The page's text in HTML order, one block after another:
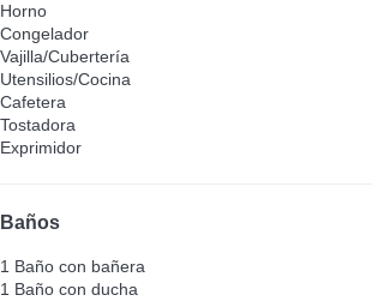
Horno
Congelador
Vajilla/Cubertería
Utensilios/Cocina
Cafetera
Tostadora
Exprimidor
Baños
1 Baño con bañera
1 Baño con ducha